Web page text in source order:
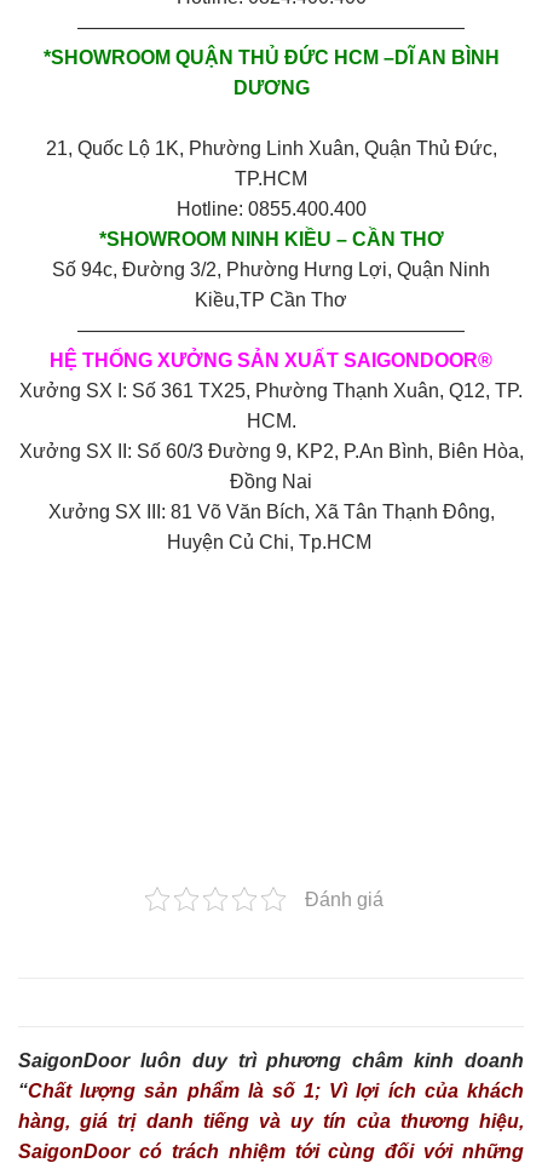
————————————————————
*SHOWROOM QUẬN THỦ ĐỨC HCM –DĨ AN BÌNH
DƯƠNG
21, Quốc Lộ 1K, Phường Linh Xuân, Quận Thủ Đức,
TP.HCM
Hotline: 0855.400.400
*SHOWROOM NINH KIỀU – CẦN THƠ
Số 94c, Đường 3/2, Phường Hưng Lợi, Quận Ninh
Kiều,TP Cần Thơ
————————————————————
HỆ THỐNG XƯỞNG SẢN XUẤT SAIGONDOOR®
Xưởng SX I: Số 361 TX25, Phường Thạnh Xuân, Q12, TP.
HCM.
Xưởng SX II: Số 60/3 Đường 9, KP2, P.An Bình, Biên Hòa,
Đồng Nai
Xưởng SX III: 81 Võ Văn Bích, Xã Tân Thạnh Đông,
Huyện Củ Chi, Tp.HCM
Đánh giá
SaigonDoor luôn duy trì phương châm kinh doanh
“Chất lượng sản phẩm là số 1; Vì lợi ích của khách
hàng, giá trị danh tiếng và uy tín của thương hiệu,
SaigonDoor có trách nhiệm tới cùng đối với những